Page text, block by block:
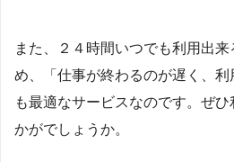
また、２４時間いつでも利用出
め、「仕事が終わるのが遅く、
も最適なサービスなのです。ぜ
かがでしょうか。